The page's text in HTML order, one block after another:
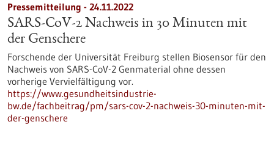
Pressemitteilung - 24.11.2022
SARS-CoV-2 Nachweis in 30 Minuten mit
der Genschere
Forschende der Universität Freiburg stellen Biosensor für den
Nachweis von SARS-CoV-2 Genmaterial ohne dessen
vorherige Vervielfältigung vor.
https://www.gesundheitsindustrie-
bw.de/fachbeitrag/pm/sars-cov-2-nachweis-30-minuten-mit-
der-genschere